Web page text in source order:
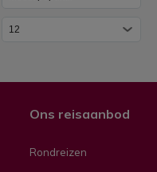
Ons reisaanbod
Rondreizen